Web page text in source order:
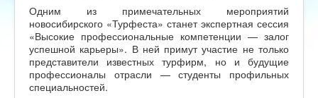
Одним из примечательных мероприятий
новосибирского «Турфеста» станет экспертная сессия
«Высокие профессиональные компетенции — залог
успешной карьеры». В ней примут участие не только
представители известных турфирм, но и будущие
профессионалы отрасли — студенты профильных
специальностей.